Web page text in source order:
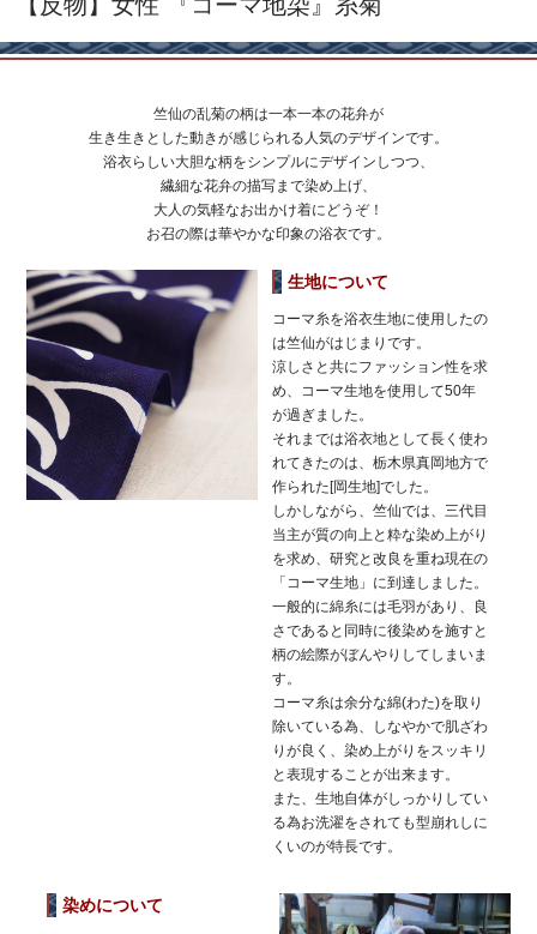
竺仙の乱菊の柄は一本一本の花弁が
生き生きとした動きが感じられる人気のデザインです。
浴衣らしい大胆な柄をシンプルにデザインしつつ、
繊細な花弁の描写まで染め上げ、
大人の気軽なお出かけ着にどうぞ！
お召の際は華やかな印象の浴衣です。
生地について
コーマ糸を浴衣生地に使用したの
は竺仙がはじまりです。
涼しさと共にファッション性を求
め、コーマ生地を使用して50年
が過ぎました。
それまでは浴衣地として長く使わ
れてきたのは、栃木県真岡地方で
作られた[岡生地]でした。
しかしながら、竺仙では、三代目
当主が質の向上と粋な染め上がり
を求め、研究と改良を重ね現在の
「コーマ生地」に到達しました。
一般的に綿糸には毛羽があり、良
さであると同時に後染めを施すと
柄の絵際がぼんやりしてしまいま
す。
コーマ糸は余分な綿(わた)を取り
除いている為、しなやかで肌ざわ
りが良く、染め上がりをスッキリ
と表現することが出来ます。
また、生地自体がしっかりしてい
る為お洗濯をされても型崩れしに
くいのが特長です。
染めについて